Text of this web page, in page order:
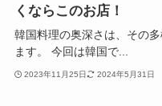
くならこのお店！
韓国料理の奥深さは、その
ます。 今回は韓国で...
2023年11月25日 2024年5月31日